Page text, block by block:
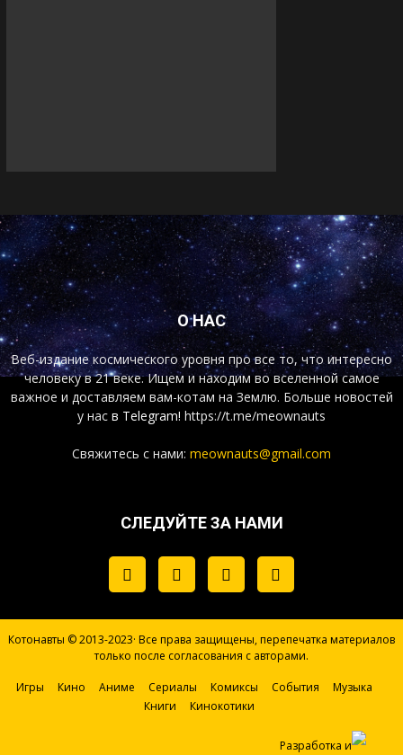
О НАС
Веб-издание космического уровня про все то, что интересно
человеку в 21 веке. Ищем и находим во вселенной самое
важное и доставляем вам-котам на Землю. Больше новостей
у нас в Telegram! https://t.me/meownauts
Свяжитесь с нами: meownauts@gmail.com
СЛЕДУЙТЕ ЗА НАМИ
Котонавты © 2013-2023· Все права защищены, перепечатка материалов
только после согласования с авторами.
Игры Кино Аниме Сериалы Комиксы События
Музыка
Книги
Кинокотики
Разработка и